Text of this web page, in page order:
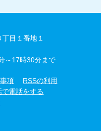
目１番地１
17時30分まで
項
RSSの利用
で電話をする